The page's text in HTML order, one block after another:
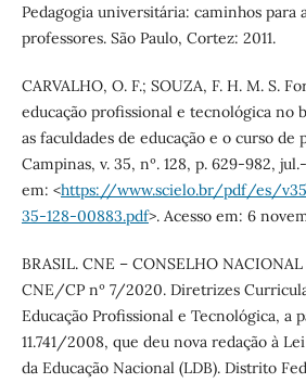
Pedagogia universitária: caminhos para
professores. São Paulo, Cortez: 2011.
CARVALHO, O. F.; SOUZA, F. H. M. S.
educação profissional e tecnológica no
as faculdades de educação e o curso de
Campinas, v. 35, nº. 128, p. 629-982,
em: <https://www.scielo.br/pdf/es/
35-128-00883.pdf>. Acesso em: 6
BRASIL. CNE – CONSELHO
CNE/CP nº 7/2020. Diretrizes
Educação Profissional e Tecnológica, a
11.741/2008, que deu nova redação à
da Educação Nacional (LDB). Distrito